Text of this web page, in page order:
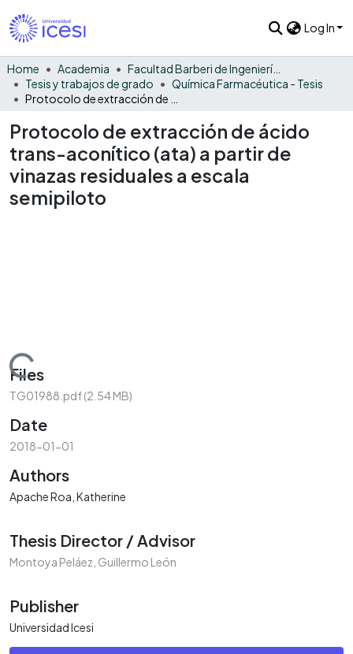
Log In
Home Academia
Facultad Barberi de Ingeniería, Diseño y Ciencias Aplicadas
Tesis y trabajos de grado
Química Farmacéutica - Tesis
Protocolo de extracción de ácido
trans-aconítico (ata) a partir de
vinazas residuales a escala
semipiloto
Loading...
Files
TG01988.pdf(2.54 MB)
Date
2018-01-01
Authors
Apache Roa, Katherine
Thesis Director / Advisor
Montoya Peláez, Guillermo León
Publisher
Universidad Icesi